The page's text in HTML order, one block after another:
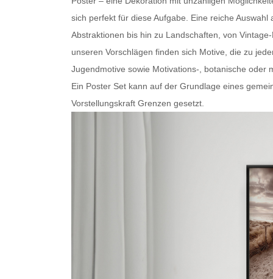
sich perfekt für diese Aufgabe. Eine reiche
Abstraktionen bis hin zu Landschaften, von
unseren Vorschlägen finden sich Motive, die zu
Jugendmotive sowie Motivations-, botanische oder
Ein Poster Set kann auf der Grundlage eines
Vorstellungskraft Grenzen gesetzt.